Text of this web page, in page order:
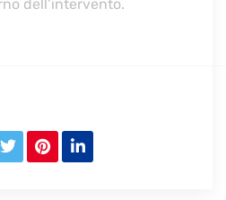
dell’intervento.